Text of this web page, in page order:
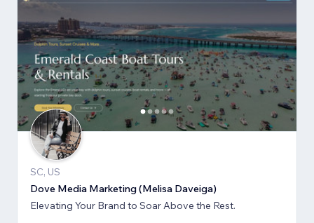
SC, US
Dove Media Marketing (Melisa Daveiga)
Elevating Your Brand to Soar Above the Rest.